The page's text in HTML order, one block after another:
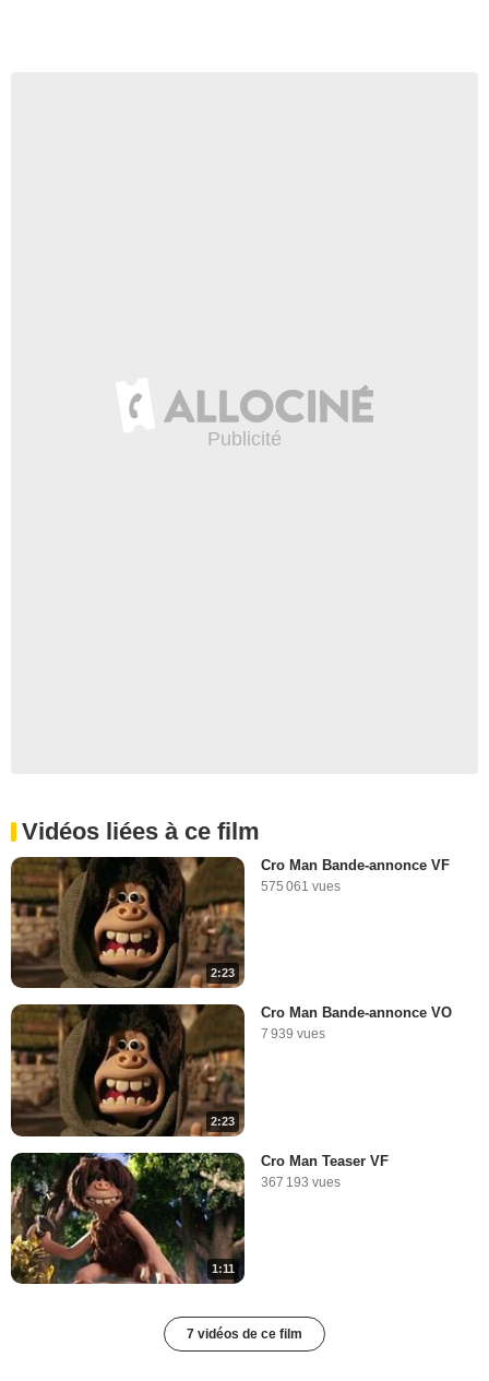
Vidéos liées à ce film
2:23
Cro Man Bande-annonce VF
575 061 vues
2:23
Cro Man Bande-annonce VO
7 939 vues
1:11
Cro Man Teaser VF
367 193 vues
7 vidéos de ce film